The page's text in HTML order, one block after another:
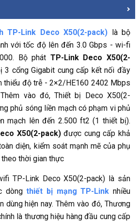
TP-Link Deco X50(2-pack) là bộ
với tốc độ lên đến 3.0 Gbps - wi-fi
Bộ phát TP-Link Deco X50(2-
3 cổng Gigabit cung cấp kết nối đầy
thiểu độ trễ - 2×2/HE160 2402 Mbps
vào đó, Thiết bị Deco X50(2-
phủ sóng liền mạch có phạm vi phủ
mạch lên đến 2.500 ft2 (1 thiết bị).
X50(2-pack)được cung cấp khả
diện, kiểm soát mạnh mẽ của phụ
theo thời gian thực
TP-Link Deco X50(2-pack) là sản
dòngthiết bị mạng TP-Link nhiều
dùng hiện nay. Thêm vào đó, Thương
là thương hiệu hàng đầu cung cấp